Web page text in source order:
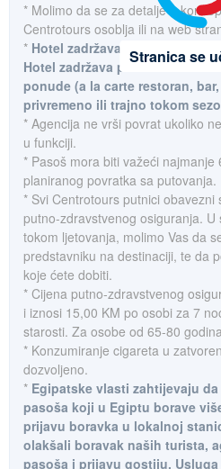
* Molimo da se za detalje o
Centrotours osoblja ili na web
* Hotel zadržava pravo
Hotel zadržava pravo da
ponude (a la carte restoran,
privremeno ili trajno tokom
* Agencija ne vrši povrat ukoliko
u funkciji.
* Pasoš mora biti važeći
planiranog povratka sa putovanja.
* Svi Centrotours putnici obavezni
putno-zdravstvenog osiguranja.
tokom ljetovanja, molimo Vas da
predstavniku na destinaciji, te da
koje ćete dobiti.
* Cijena putno-zdravstvenog
i iznosi 15,00 KM po osobi za 7
starosti. Za osobe od 65-80
* Konzumiranje cigareta u
dozvoljeno.
* Egipatske vlasti zahtijevaju
pasoša koji u Egiptu borave
prijavu boravka u lokalnoj
olakšali boravak naših turista,
pasoša i prijavu gostiju.
Stranica se